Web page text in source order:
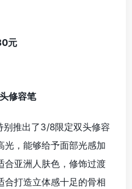
元
修容笔
推出了3/8限定双头修容
光，能够给予面部光感加
合亚洲人肤色，修饰过渡
合打造立体感十足的骨相